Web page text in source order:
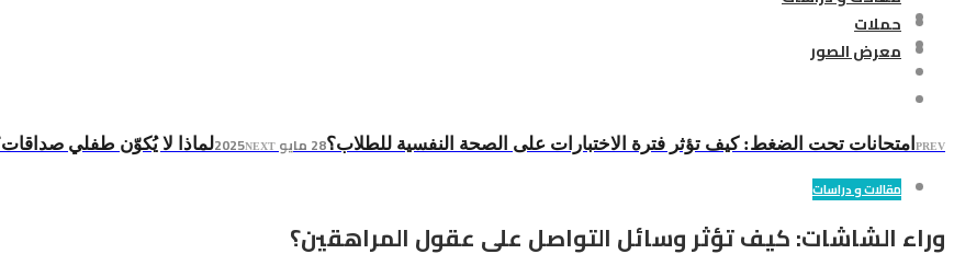
حملات
معرض الصور
PREV امتحانات تحت الضغط: كيف تؤثر فترة الاختبارات على الصحة النفسية للطلاب؟28 مايو 2025 NEXT لماذا لا يُكوّن طفلي
مقالات و دراسات
وراء الشاشات: كيف تؤثر وسائل التواصل على عقول المراهقين؟